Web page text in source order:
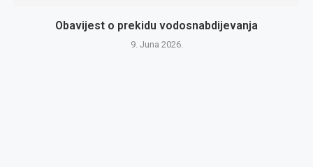
Obavijest o prekidu vodosnabdijevanja
9. Juna 2026.